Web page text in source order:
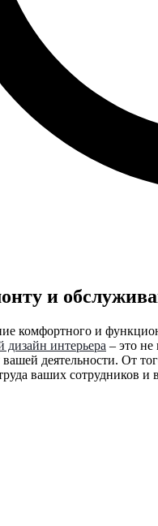
и
комфортного и
дизайн интерьера – это не
деятельности. От
ваших сотрудников и